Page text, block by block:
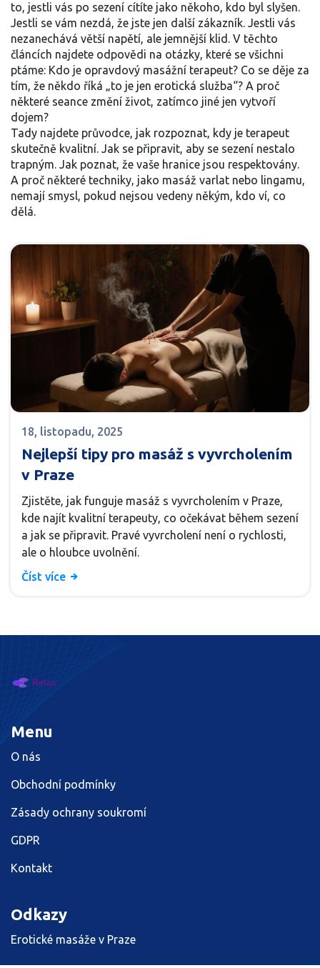
to, jestli vás po sezení cítíte jako někoho, kdo byl slyšen.
Jestli se vám nezdá, že jste jen další zákazník. Jestli vás
nezanechává větší napětí, ale jemnější klid. V těchto
článcích najdete odpovědi na otázky, které se všichni
ptáme: Kdo je opravdový masážní terapeut? Co se děje za
tím, že někdo říká „to je jen erotická služba“? A proč
některé seance změní život, zatímco jiné jen vytvoří
dojem?
Tady najdete průvodce, jak rozpoznat, kdy je terapeut
skutečně kvalitní. Jak se připravit, aby se sezení nestalo
trapným. Jak poznat, že vaše hranice jsou respektovány.
A proč některé techniky, jako masáž varlat nebo lingamu,
nemají smysl, pokud nejsou vedeny někým, kdo ví, co
dělá.
18, listopadu, 2025
Nejlepší tipy pro masáž s vyvrcholením
v Praze
Zjistěte, jak funguje masáž s vyvrcholením v Praze,
kde najít kvalitní terapeuty, co očekávat během sezení
a jak se připravit. Pravé vyvrcholení není o rychlosti,
ale o hloubce uvolnění.
Číst více
Menu
O nás
Obchodní podmínky
Zásady ochrany soukromí
GDPR
Kontakt
Odkazy
Erotické masáže v Praze